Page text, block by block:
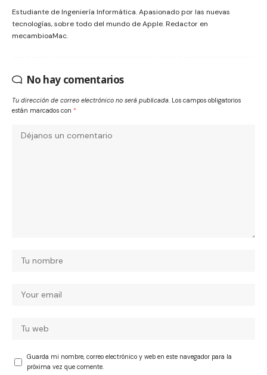
Estudiante de Ingeniería Informática. Apasionado por las nuevas
tecnologías, sobre todo del mundo de Apple. Redactor en
mecambioaMac.
No hay comentarios
Tu dirección de correo electrónico no será publicada. Los campos obligatorios
están marcados con *
Guarda mi nombre, correo electrónico y web en este navegador para la
próxima vez que comente.